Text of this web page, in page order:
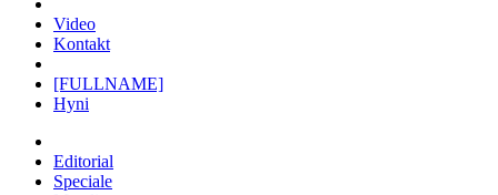
Video
Kontakt
[FULLNAME]
Hyni
Editorial
Speciale